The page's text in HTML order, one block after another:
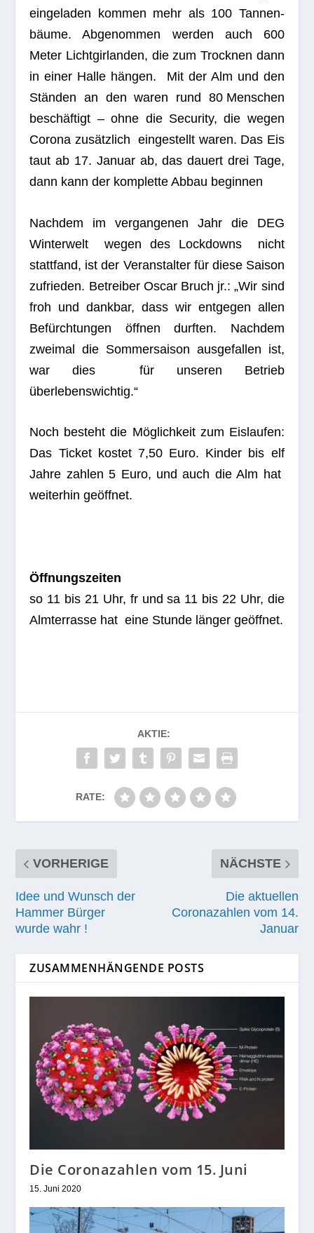
ein­ge­la­den kom­men mehr als 100 Tan­nen­
bäume. Abge­nom­men wer­den auch 600
Meter Licht­gir­lan­den, die zum Trock­nen dann
in einer Halle hän­gen. Mit der Alm und den
Stän­den an den waren rund 80 Men­schen
beschäf­tigt – ohne die Secu­rity, die wegen
Corona zusätz­lich ein­ge­stellt waren. Das Eis
taut ab 17. Januar ab, das dau­ert drei Tage,
dann kann der kom­plette Abbau beginnen
Nach­dem im ver­gan­ge­nen Jahr die DEG
Win­ter­welt wegen des Lock­downs nicht
statt­fand, ist der Ver­an­stal­ter für diese Sai­son
zufrie­den. Betrei­ber Oscar Bruch jr.: „Wir sind
froh und dank­bar, dass wir ent­ge­gen allen
Befürch­tun­gen öff­nen durf­ten. Nach­dem
zwei­mal die Som­mer­sai­son aus­ge­fal­len ist,
war dies für unse­ren Betrieb
überlebenswichtig.“
Noch besteht die Mög­lich­keit zum Eis­lau­fen:
Das Ticket kos­tet 7,50 Euro. Kin­der bis elf
Jahre zah­len 5 Euro, und auch die Alm hat
wei­ter­hin geöffnet.
Öff­nungs­zei­ten
so 11 bis 21 Uhr, fr und sa 11 bis 22 Uhr, die
Alm­ter­rasse hat eine Stunde län­ger geöffnet.
AKTIE:
RATE:
VORHERIGE
Idee und Wunsch der
Hammer Bürger
wurde wahr !
NÄCHSTE
Die aktuellen
Coronazahlen vom 14.
Januar
ZUSAMMENHÄNGENDE POSTS
Die Coronazahlen vom 15. Juni
15. Juni 2020